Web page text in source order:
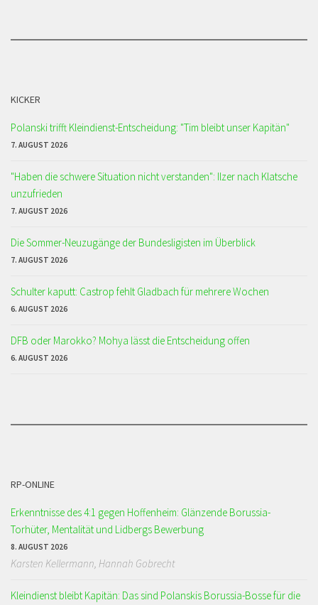
KICKER
Polanski trifft Kleindienst-Entscheidung: "Tim bleibt unser Kapitän"
7. AUGUST 2026
"Haben die schwere Situation nicht verstanden": Ilzer nach Klatsche
unzufrieden
7. AUGUST 2026
Die Sommer-Neuzugänge der Bundesligisten im Überblick
7. AUGUST 2026
Schulter kaputt: Castrop fehlt Gladbach für mehrere Wochen
6. AUGUST 2026
DFB oder Marokko? Mohya lässt die Entscheidung offen
6. AUGUST 2026
RP-ONLINE
Erkenntnisse des 4:1 gegen Hoffenheim: Glänzende Borussia-
Torhüter, Mentalität und Lidbergs Bewerbung
8. AUGUST 2026
Karsten Kellermann, Hannah Gobrecht
Kleindienst bleibt Kapitän: Das sind Polanskis Borussia-Bosse für die